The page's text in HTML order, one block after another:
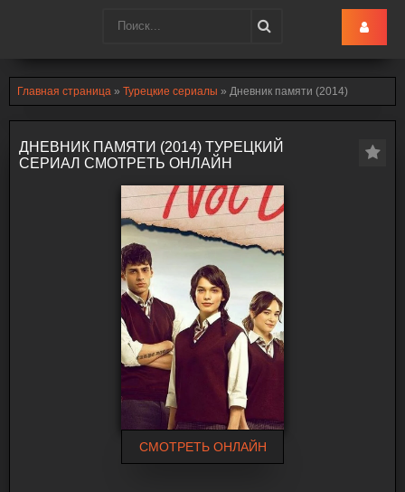
Главная страница » Турецкие сериалы » Дневник памяти (2014)
ДНЕВНИК ПАМЯТИ (2014) ТУРЕЦКИЙ
СЕРИАЛ СМОТРЕТЬ ОНЛАЙН
СМОТРЕТЬ ОНЛАЙН
Turk-Ru.lol